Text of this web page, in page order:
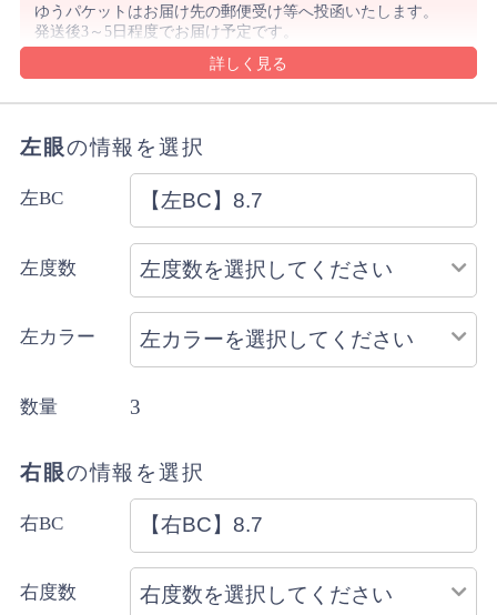
ゆうパケットはお届け先の郵便受け等へ投函いたします。
発送後3～5日程度でお届け予定です。
沖縄県や離島は1週間前後でのお届け予定となります。
ゆうパケットの規定のサイズを超える購入数の場合や代金
詳細・ご注意事項はご利用ガイドをご確認ください。
ご注文内容により上記と異なる場合があります。
配送方法のご指定はできません。
左眼の情報を選択
左BC
左度数
左カラー
数量 3
右眼の情報を選択
右BC
右度数